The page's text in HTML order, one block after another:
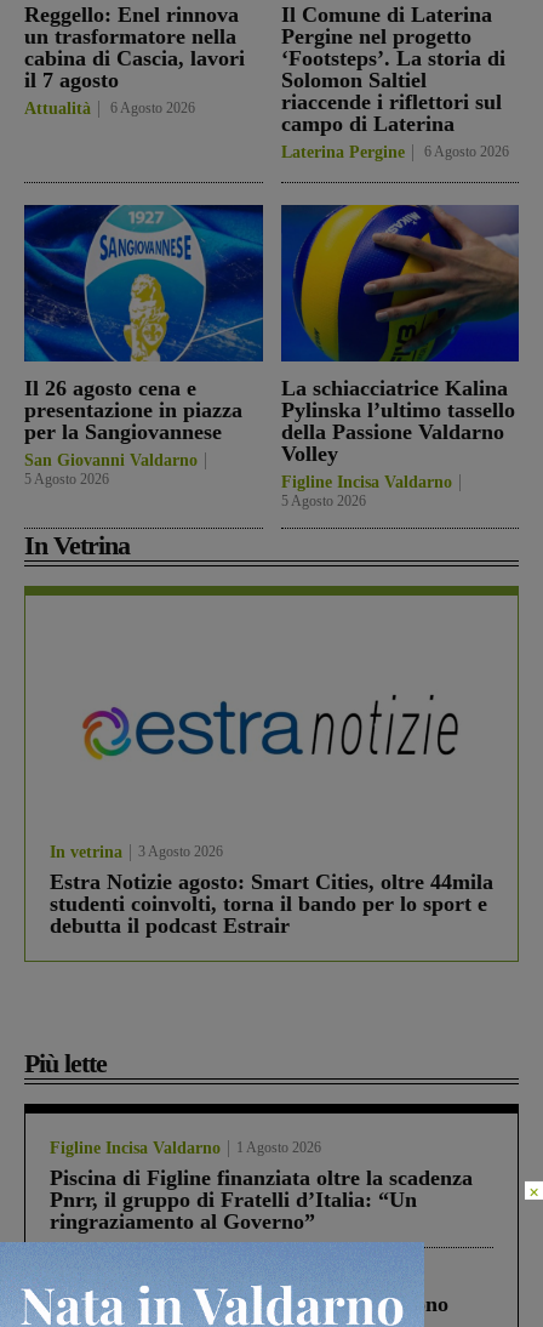
Reggello: Enel rinnova
un trasformatore nella
cabina di Cascia, lavori
il 7 agosto
Attualità 6 Agosto 2026
Il Comune di Laterina
Pergine nel progetto
‘Footsteps’. La storia di
Solomon Saltiel
riaccende i riflettori sul
campo di Laterina
Laterina Pergine 6 Agosto 2026
Il 26 agosto cena e
presentazione in piazza
per la Sangiovannese
San Giovanni Valdarno
5 Agosto 2026
La schiacciatrice Kalina
Pylinska l’ultimo tassello
della Passione Valdarno
Volley
Figline Incisa Valdarno
5 Agosto 2026
In Vetrina
In vetrina 3 Agosto 2026
Estra Notizie agosto: Smart Cities, oltre 44mila
studenti coinvolti, torna il bando per lo sport e
debutta il podcast Estrair
Più lette
Figline Incisa Valdarno 1 Agosto 2026
Piscina di Figline finanziata oltre la scadenza
Pnrr, il gruppo di Fratelli d’Italia: “Un
ringraziamento al Governo”
Cronaca
Un anno fa la strage in A1 in cui morirono
×